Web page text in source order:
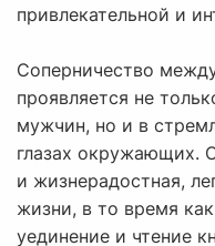
привлекательной и
Соперничество
проявляется не
мужчин, но и в
глазах окружающих.
и жизнерадостная,
жизни, в то время
уединение и чтение